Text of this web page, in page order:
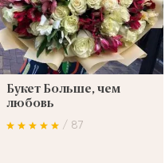
Букет Больше, чем
любовь
/ 87